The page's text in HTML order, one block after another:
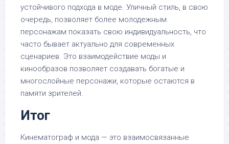
устойчивого подхода в моде. Уличный стиль, в свою
очередь, позволяет более молодежным
персонажам показать свою индивидуальность, что
часто бывает актуально для современных
сценариев. Это взаимодействие моды и
кинообразов позволяет создавать богатые и
многослойные персонажи, которые остаются в
памяти зрителей.
Итог
Кинематограф и мода — это взаимосвязанные